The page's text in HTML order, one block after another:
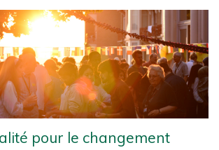
pour le changement